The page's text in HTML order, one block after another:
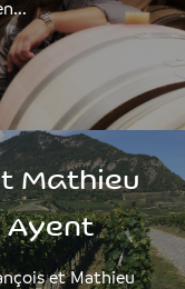
Mathieu
Ayent
et Mathieu